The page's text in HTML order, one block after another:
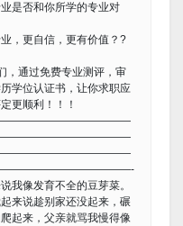
是否和你所学的专业对
，更自信，更有价值？?
，通过免费专业测评，审
学位认证书，让你求职应
更顺利！！！
像发育不全的豆芽菜。
来说趁别家还没起来，碾
起来，父亲就骂我慢得像